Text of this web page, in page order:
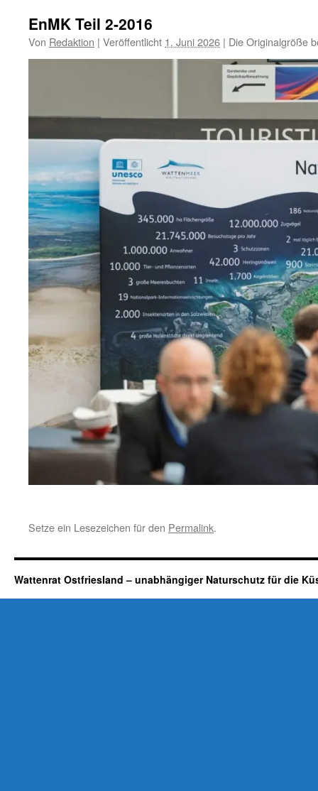
EnMK Teil 2-2016
Von Redaktion | Veröffentlicht 1. Juni 2026 | Die Originalgröße
Setze ein Lesezeichen für den Permalink.
Wattenrat Ostfriesland – unabhängiger Naturschutz für die